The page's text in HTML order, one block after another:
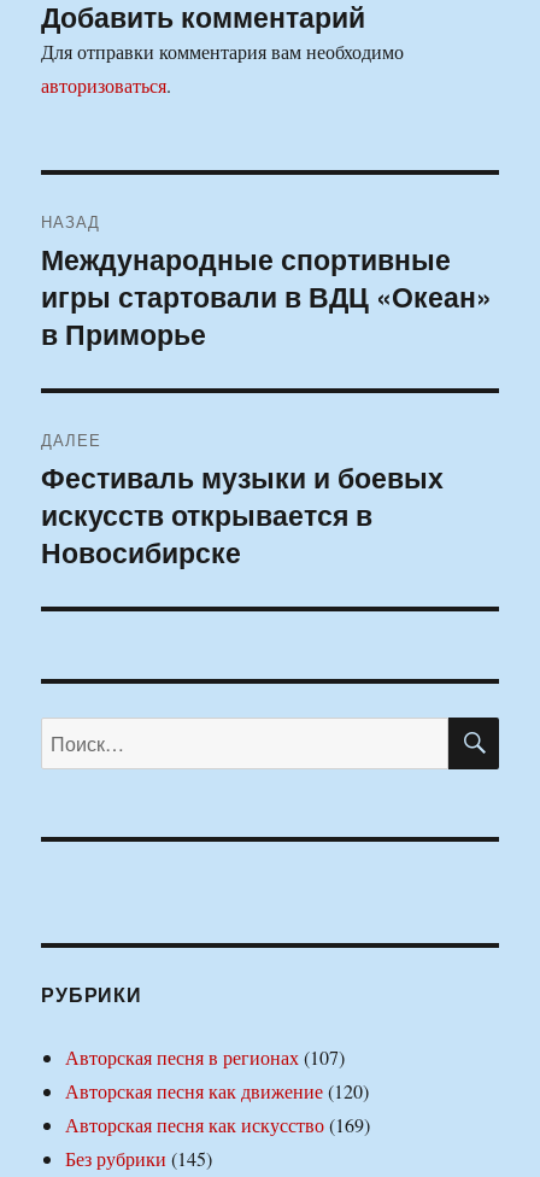
Добавить комментарий
Для отправки комментария вам необходимо
авторизоваться.
по
записям
НАЗАД
Предыдущая
запись:
Международные спортивные
игры стартовали в ВДЦ «Океан»
в Приморье
ДАЛЕЕ
Следующая
запись:
Фестиваль музыки и боевых
искусств открывается в
Новосибирске
Искать:
РУБРИКИ
Авторская песня в регионах(107)
Авторская песня как движение(120)
Авторская песня как искусство(169)
Без рубрики (145)